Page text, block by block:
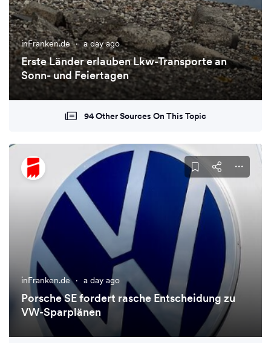
inFranken.de · a day ago
Erste Länder erlauben Lkw-Transporte an
Sonn- und Feiertagen
94 Other Sources On This Topic
inFranken.de · a day ago
Porsche SE fordert rasche Entscheidung zu
VW-Sparplänen